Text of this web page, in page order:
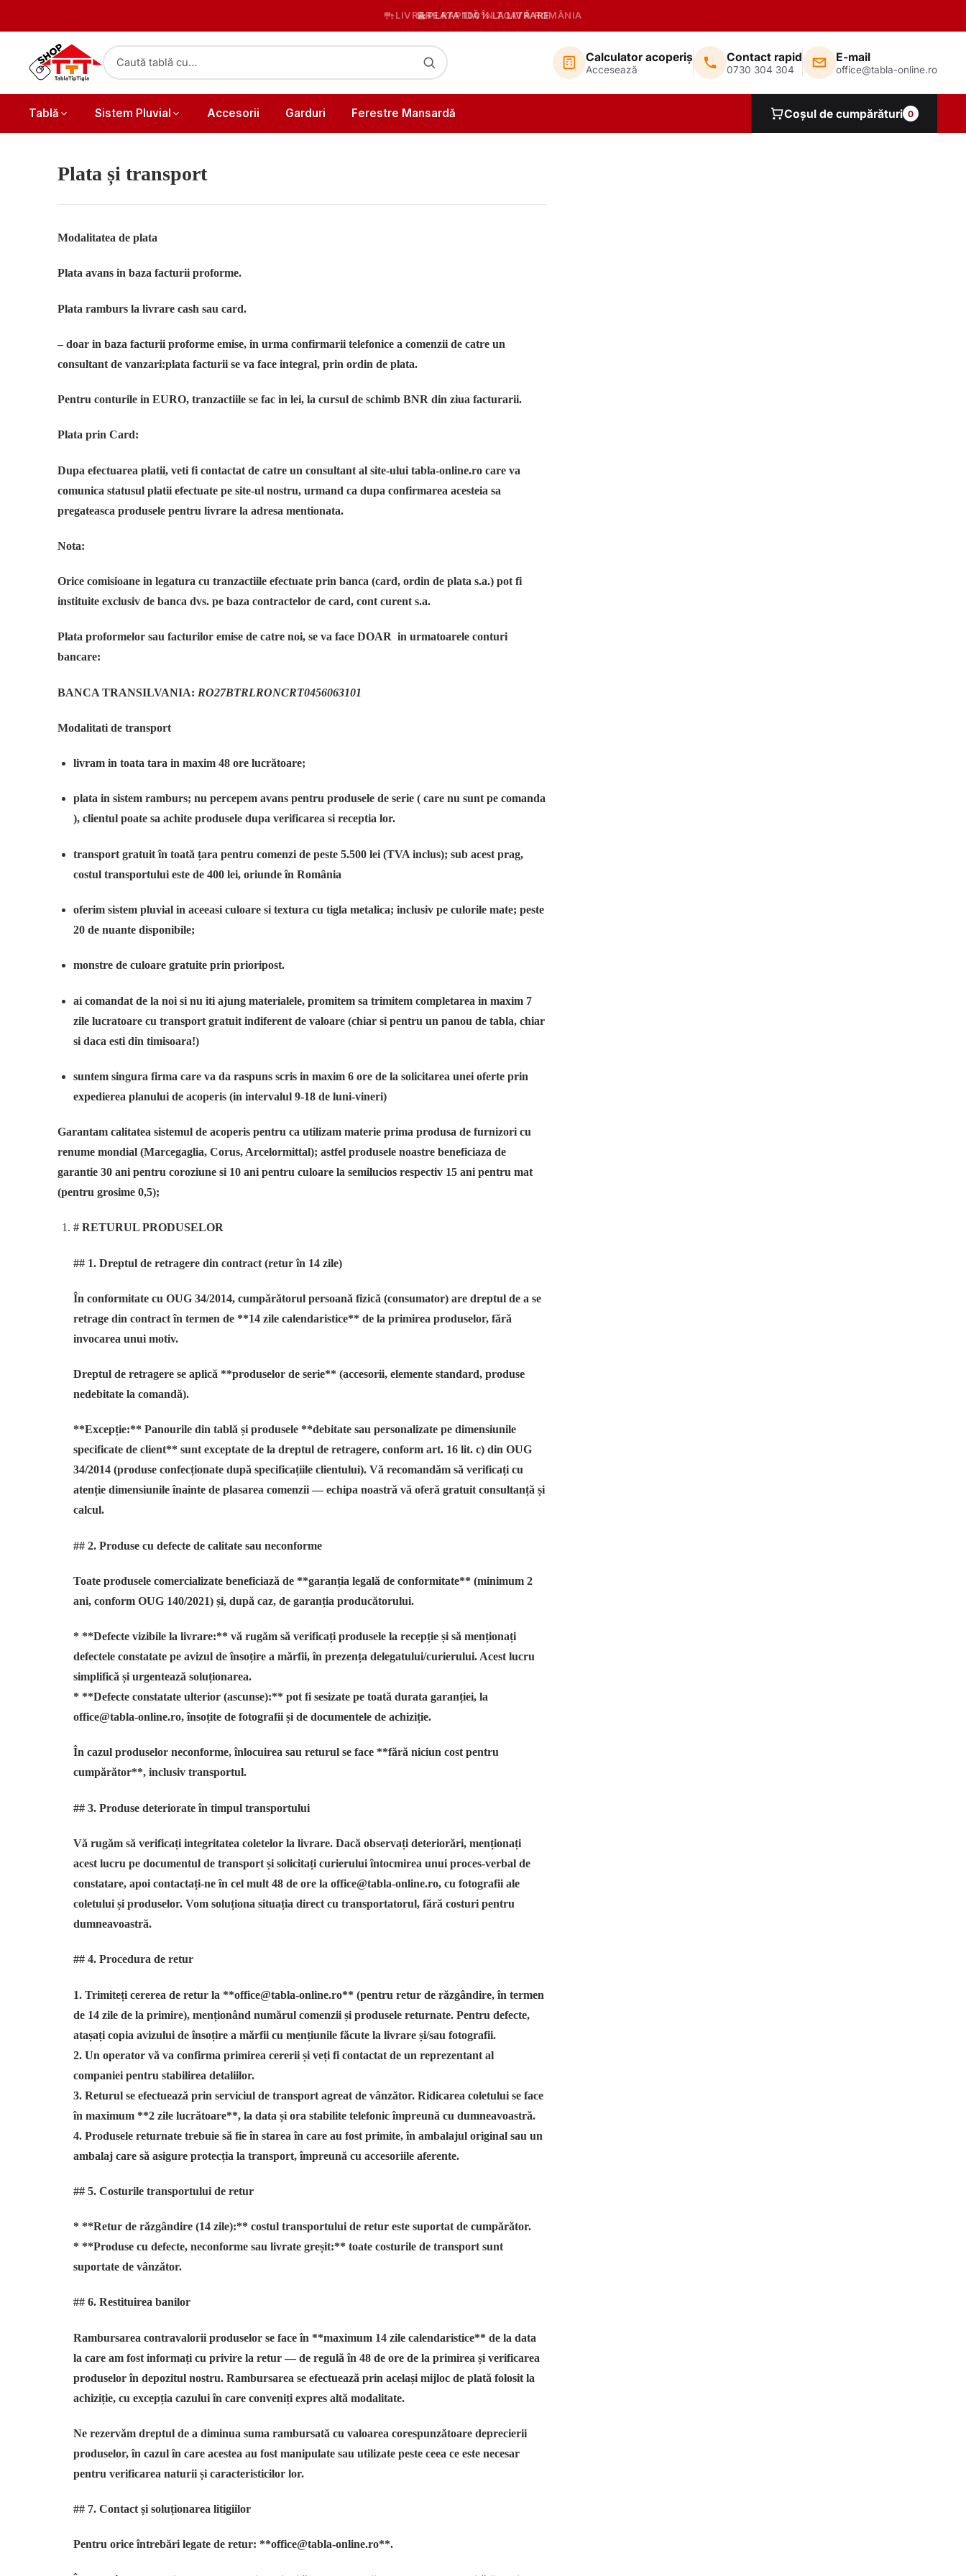
PLATA 100% LA LIVRARE
Calculator acoperiș
Accesează
Contact rapid
0730 304 304
E-mail
office@tabla-online.ro
Tablă Sistem Pluvial Accesorii Garduri Ferestre Mansardă Coșul de cumpărături 0
Plata și transport
Modalitatea de plata
Plata avans in baza facturii proforme.
Plata ramburs la livrare cash sau card.
– doar in baza facturii proforme emise, in urma confirmarii telefonice a comenzii de catre un
consultant de vanzari:plata facturii se va face integral, prin ordin de plata.
Pentru conturile in EURO, tranzactiile se fac in lei, la cursul de schimb BNR din ziua facturarii.
Plata prin Card:
Dupa efectuarea platii, veti fi contactat de catre un consultant al site-ului tabla-online.ro care va
comunica statusul platii efectuate pe site-ul nostru, urmand ca dupa confirmarea acesteia sa
pregateasca produsele pentru livrare la adresa mentionata.
Nota:
Orice comisioane in legatura cu tranzactiile efectuate prin banca (card, ordin de plata s.a.) pot fi
instituite exclusiv de banca dvs. pe baza contractelor de card, cont curent s.a.
Plata proformelor sau facturilor emise de catre noi, se va face DOAR in urmatoarele conturi
bancare:
BANCA TRANSILVANIA: RO27BTRLRONCRT0456063101
Modalitati de transport
livram in toata tara in maxim 48 ore lucrătoare;
plata in sistem ramburs; nu percepem avans pentru produsele de serie ( care nu sunt pe comanda
), clientul poate sa achite produsele dupa verificarea si receptia lor.
transportgratuitîn toată țara pentru comenzi de peste5.500 lei (TVA inclus); sub acest prag,
costul transportului este de400 lei, oriunde în România
oferim sistem pluvial in aceeasi culoare si textura cu tigla metalica; inclusiv pe culorile mate; peste
20 de nuante disponibile;
monstre de culoare gratuite prin prioripost.
ai comandat de la noi si nu iti ajung materialele, promitem sa trimitem completarea in maxim 7
zile lucratoare cu transport gratuit indiferent de valoare (chiar si pentru un panou de tabla, chiar
si daca esti din timisoara!)
suntem singura firma care va da raspuns scris in maxim 6 ore de la solicitarea unei oferte prin
expedierea planului de acoperis (in intervalul 9-18 de luni-vineri)
Garantam calitatea sistemul de acoperis pentru ca utilizam materie prima produsa de furnizori cu
renume mondial (Marcegaglia, Corus, Arcelormittal); astfel produsele noastre beneficiaza de
garantie 30 ani pentru coroziune si 10 ani pentru culoare la semilucios respectiv 15 ani pentru mat
(pentru grosime 0,5);
# RETURUL PRODUSELOR
## 1. Dreptul de retragere din contract (retur în 14 zile)
În conformitate cu OUG 34/2014, cumpărătorul persoană fizică (consumator) are dreptul de a se
retrage din contract în termen de **14 zile calendaristice** de la primirea produselor, fără
invocarea unui motiv.
Dreptul de retragere se aplică **produselor de serie** (accesorii, elemente standard, produse
nedebitate la comandă).
**Excepție:** Panourile din tablă și produsele **debitate sau personalizate pe dimensiunile
specificate de client** sunt exceptate de la dreptul de retragere, conform art. 16 lit. c) din OUG
34/2014 (produse confecționate după specificațiile clientului). Vă recomandăm să verificați cu
atenție dimensiunile înainte de plasarea comenzii — echipa noastră vă oferă gratuit consultanță și
calcul.
## 2. Produse cu defecte de calitate sau neconforme
Toate produsele comercializate beneficiază de **garanția legală de conformitate** (minimum 2
ani, conform OUG 140/2021) și, după caz, de garanția producătorului.
* **Defecte vizibile la livrare:** vă rugăm să verificați produsele la recepție și să menționați
defectele constatate pe avizul de însoțire a mărfii, în prezența delegatului/curierului. Acest lucru
simplifică și urgentează soluționarea.
* **Defecte constatate ulterior (ascunse):** pot fi sesizate pe toată durata garanției, la
office@tabla-online.ro, însoțite de fotografii și de documentele de achiziție.
În cazul produselor neconforme, înlocuirea sau returul se face **fără niciun cost pentru
cumpărător**, inclusiv transportul.
## 3. Produse deteriorate în timpul transportului
Vă rugăm să verificați integritatea coletelor la livrare. Dacă observați deteriorări, menționați
acest lucru pe documentul de transport și solicitați curierului întocmirea unui proces-verbal de
constatare, apoi contactați-ne în cel mult 48 de ore la office@tabla-online.ro, cu fotografii ale
coletului și produselor. Vom soluționa situația direct cu transportatorul, fără costuri pentru
dumneavoastră.
## 4. Procedura de retur
1. Trimiteți cererea de retur la **office@tabla-online.ro** (pentru retur de răzgândire, în termen
de 14 zile de la primire), menționând numărul comenzii și produsele returnate. Pentru defecte,
atașați copia avizului de însoțire a mărfii cu mențiunile făcute la livrare și/sau fotografii.
2. Un operator vă va confirma primirea cererii și veți fi contactat de un reprezentant al
companiei pentru stabilirea detaliilor.
3. Returul se efectuează prin serviciul de transport agreat de vânzător. Ridicarea coletului se face
în maximum **2 zile lucrătoare**, la data și ora stabilite telefonic împreună cu dumneavoastră.
4. Produsele returnate trebuie să fie în starea în care au fost primite, în ambalajul original sau un
ambalaj care să asigure protecția la transport, împreună cu accesoriile aferente.
## 5. Costurile transportului de retur
* **Retur de răzgândire (14 zile):** costul transportului de retur este suportat de cumpărător.
* **Produse cu defecte, neconforme sau livrate greșit:** toate costurile de transport sunt
suportate de vânzător.
## 6. Restituirea banilor
Rambursarea contravalorii produselor se face în **maximum 14 zile calendaristice** de la data
la care am fost informați cu privire la retur — de regulă în 48 de ore de la primirea și verificarea
produselor în depozitul nostru. Rambursarea se efectuează prin același mijloc de plată folosit la
achiziție, cu excepția cazului în care conveniți expres altă modalitate.
Ne rezervăm dreptul de a diminua suma rambursată cu valoarea corespunzătoare deprecierii
produselor, în cazul în care acestea au fost manipulate sau utilizate peste ceea ce este necesar
pentru verificarea naturii și caracteristicilor lor.
## 7. Contact și soluționarea litigiilor
Pentru orice întrebări legate de retur: **office@tabla-online.ro**.